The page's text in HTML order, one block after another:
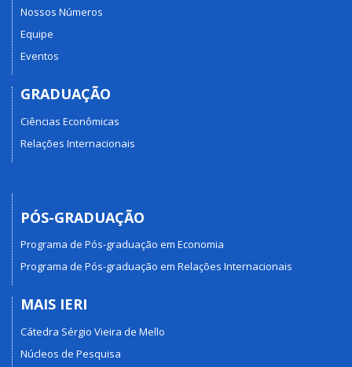
Nossos Números
Equipe
Eventos
GRADUAÇÃO
Ciências Econômicas
Relações Internacionais
PÓS-GRADUAÇÃO
Programa de Pós-graduação em Economia
Programa de Pós-graduação em Relações Internacionais
MAIS IERI
Cátedra Sérgio Vieira de Mello
Núcleos de Pesquisa